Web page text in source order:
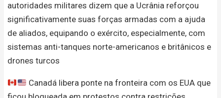
autoridades militares dizem que a Ucrânia reforçou
significativamente suas forças armadas com a ajuda
de aliados, equipando o exército, especialmente, com
sistemas anti-tanques norte-americanos e britânicos e
drones turcos
Canadá libera ponte na fronteira com os EUA que